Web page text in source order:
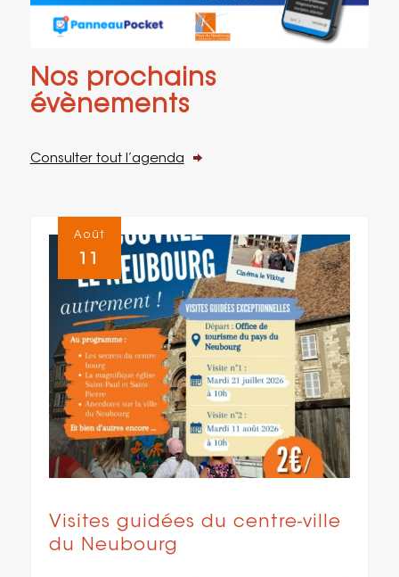
Nos prochains
évènements
Consulter tout l’agenda
Août
Visites guidées du centre-ville
du Neubourg